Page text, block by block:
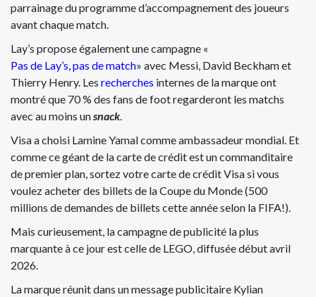
parrainage du programme d’accompagnement des joueurs
avant chaque match.
Lay’s propose également une campagne «
Pas de Lay’s, pas de match» avec Messi, David Beckham et
Thierry Henry. Les recherches internes de la marque ont
montré que 70 % des fans de foot regarderont les matchs
avec au moins unsnack.
Visa a choisi Lamine Yamal comme ambassadeur mondial. Et
comme ce géant de la carte de crédit est un commanditaire
de premier plan, sortez votre carte de crédit Visa si vous
voulez acheter des billets de la Coupe du Monde (500
millions de demandes de billets cette année selon la FIFA!).
Mais curieusement, la campagne de publicité la plus
marquante à ce jour est celle de LEGO, diffusée début avril
2026.
La marque réunit dans un message publicitaire Kylian